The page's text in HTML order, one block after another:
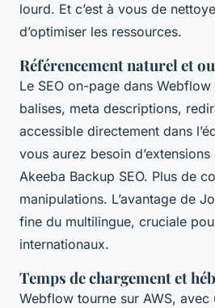
lourd. Et c’est à vous de
d’optimiser les ressources.
Référencement naturel et
Le SEO on-page dans
balises, meta descriptions,
accessible directement dans
vous aurez besoin d’extensions
Akeeba Backup SEO. Plus de
manipulations. L’avantage de
fine du multilingue, cruciale
internationaux.
Temps de chargement et
Webflow tourne sur AWS, avec